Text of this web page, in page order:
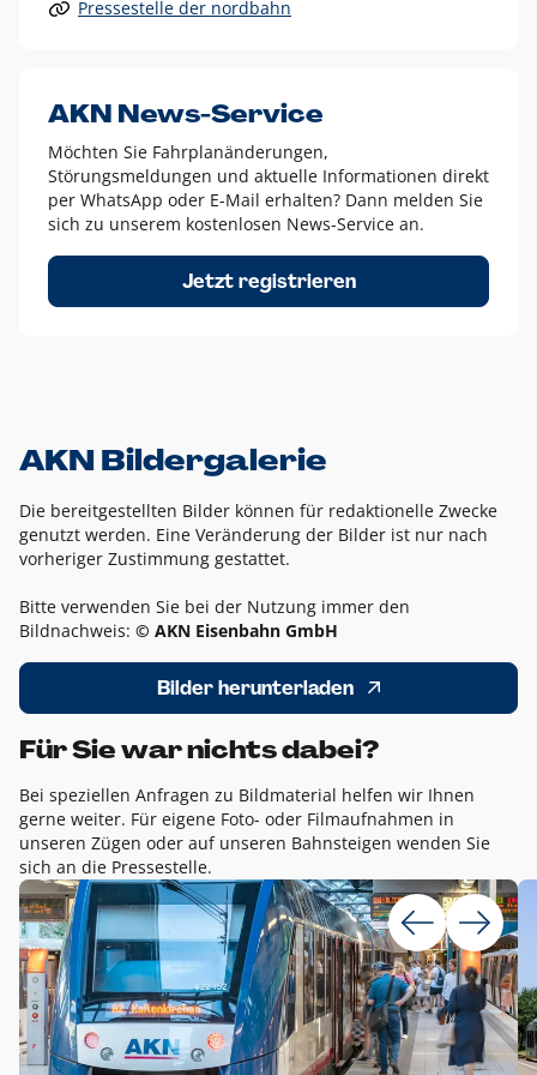
Alle anderen Logo-Varianten dürfen nur in Ausnahmefällen
Diese Ausnahmen sind zum Beispiel:
dem AKN Blau,
weißes Logo auf Fotohintergründen,
schwarzes Logo für reine Schwarz-Weiß-Umsetzungen
Um das Logo herum muss ein Schutzraum von jeweils einer
Höhe bzw. Breite des N aus AKN in alle Richtungen
Pressestelle der nordbahn
AKN News-Service
Möchten Sie Fahrplanänderungen,
Störungsmeldungen und aktuelle Informationen direkt
per WhatsApp oder E-Mail erhalten? Dann melden Sie
sich zu unserem kostenlosen News-Service an.
Jetzt registrieren
AKN Bildergalerie
Die bereitgestellten Bilder können für redaktionelle Zwecke
genutzt werden. Eine Veränderung der Bilder ist nur nach
vorheriger Zustimmung gestattet.
Bitte verwenden Sie bei der Nutzung immer den
Bildnachweis: © AKN Eisenbahn GmbH
Bilder herunterladen
Für Sie war nichts dabei?
Bei speziellen Anfragen zu Bildmaterial helfen wir Ihnen
gerne weiter. Für eigene Foto- oder Filmaufnahmen in
unseren Zügen oder auf unseren Bahnsteigen wenden Sie
sich an die Pressestelle.